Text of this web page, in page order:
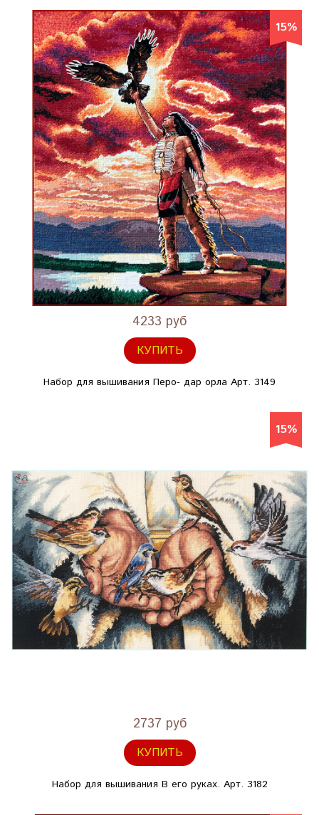
15%
4233 руб
КУПИТЬ
Набор для вышивания Перо- дар орла Арт. 3149
15%
2737 руб
КУПИТЬ
Набор для вышивания В его руках. Арт. 3182